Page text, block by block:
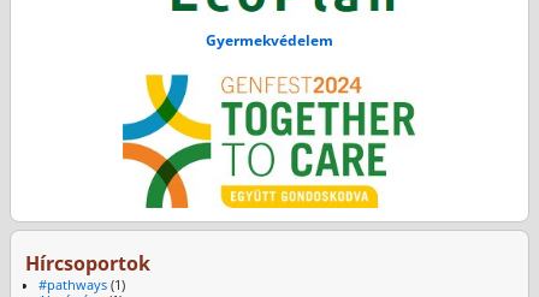
Gyermekvédelem
Hírcsoportok
#pathways(1)